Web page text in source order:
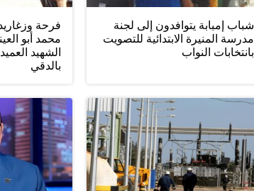
شباب إمبابة يتوافدون إلى لجنة
مدرسة المنيرة الابتدائية للتصويت
بانتخابات النواب
فرحة
محمد أبو
الشهيد
بالدقي